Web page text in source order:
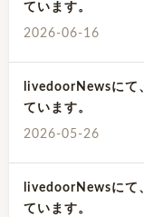
ています。
2026-06-16
livedoorNewsにて
ています。
2026-05-26
livedoorNewsにて
ています。